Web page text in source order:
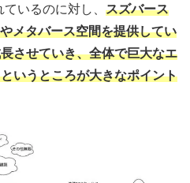
いるのに対し、 スズバース
メタバース空間を提供してい
させていき、全体で巨大なエ
いうところが大きなポイント